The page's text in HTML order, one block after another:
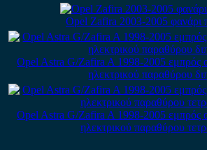
Opel Zafira 2003-2005 φανάρι
Opel Astra G/Zafira A 1998-2005 εμπρός
ηλεκτρικού παραθύρου
Opel Astra G/Zafira A 1998-2005 εμπρός
ηλεκτρικού παραθύρου